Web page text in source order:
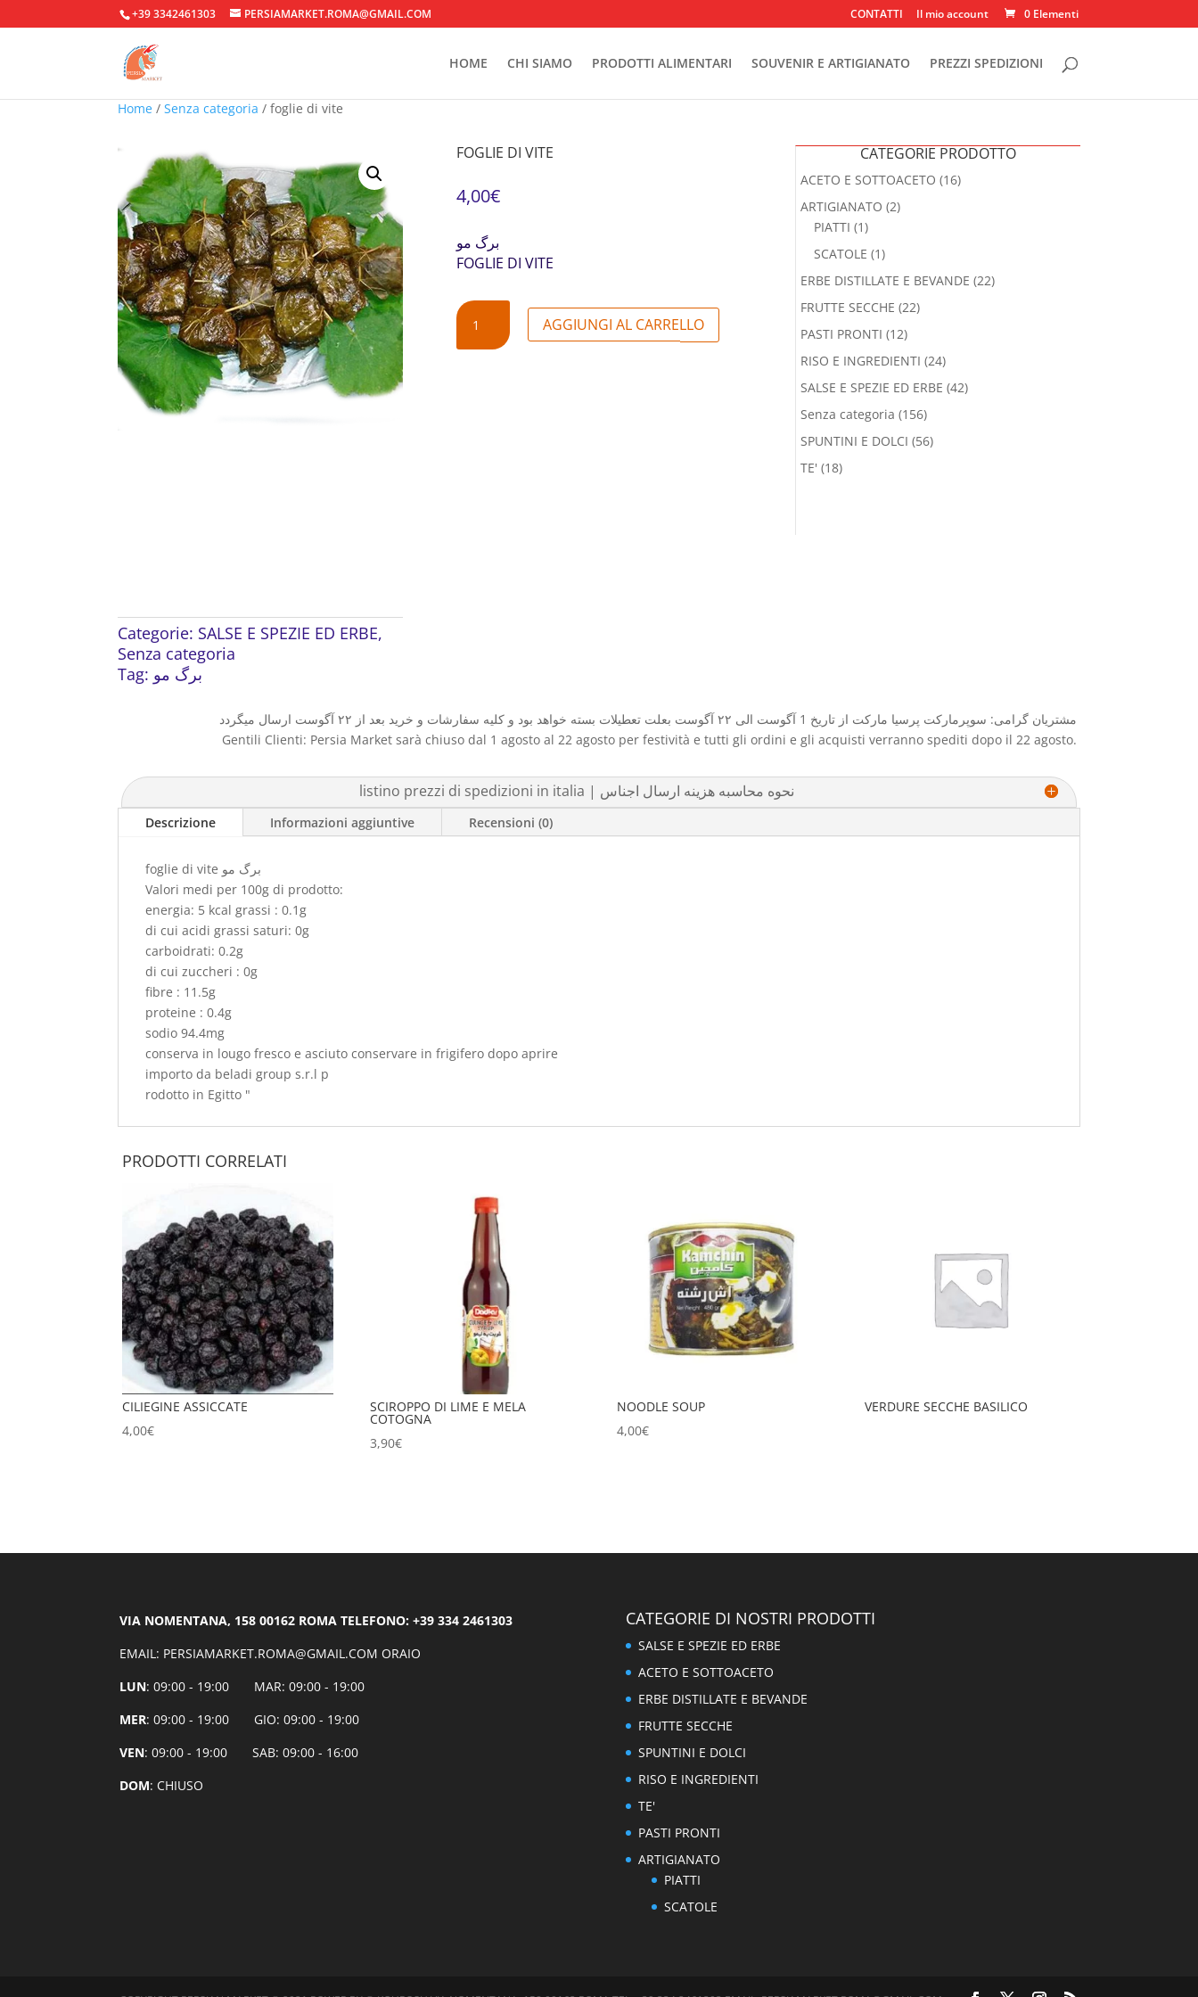
+39 3342461303 PERSIAMARKET.ROMA@GMAIL.COM CONTATTI Il mio account 0 Elementi
HOME CHI SIAMO PRODOTTI ALIMENTARI SOUVENIR E ARTIGIANATO PREZZI SPEDIZIONI
Home / Senza categoria / foglie di vite
Categorie: SALSE E SPEZIE ED ERBE,
Senza categoria
Tag: برگ مو
FOGLIE DI VITE
4,00€
برگ مو
FOGLIE DI VITE
FOGLIE
VITE
AGGIUNGI AL CARRELLO
CATEGORIE PRODOTTO
ACETO E SOTTOACETO (16)
ARTIGIANATO (2)
PIATTI (1)
SCATOLE (1)
ERBE DISTILLATE E BEVANDE (22)
FRUTTE SECCHE (22)
PASTI PRONTI (12)
RISO E INGREDIENTI (24)
SALSE E SPEZIE ED ERBE (42)
Senza categoria (156)
SPUNTINI E DOLCI (56)
TE' (18)
مشتریان گرامی: سوپرمارکت پرسیا مارکت از تاریخ 1 آگوست الی ۲۲ آگوست بعلت تعطیلات بسته خواهد بود و کلیه سفارشات و خرید بعد از ۲۲ آگوست ارسال میگردد
Gentili Clienti: Persia Market sarà chiuso dal 1 agosto al 22 agosto per festività e tutti gli ordini e gli acquisti verranno spediti dopo il 22 agosto.
listino prezzi di spedizioni in italia | نحوه محاسبه هزینه ارسال اجناس
Descrizione Informazioni aggiuntive Recensioni (0)
foglie di vite برگ مو
Valori medi per 100g di prodotto:
energia: 5 kcal grassi : 0.1g
di cui acidi grassi saturi: 0g
carboidrati: 0.2g
di cui zuccheri : 0g
fibre : 11.5g
proteine : 0.4g
sodio 94.4mg
conserva in lougo fresco e asciuto conservare in frigifero dopo aprire
importo da beladi group s.r.l p
rodotto in Egitto "
PRODOTTI CORRELATI
CILIEGINE ASSICCATE
4,00€
SCIROPPO DI LIME E MELA
COTOGNA
3,90€
NOODLE SOUP
4,00€
VERDURE SECCHE BASILICO
VIA NOMENTANA, 158 00162 ROMA TELEFONO: +39 334 2461303
EMAIL: PERSIAMARKET.ROMA@GMAIL.COM ORAIO
LUN: 09:00 - 19:00 MAR: 09:00 - 19:00
MER: 09:00 - 19:00 GIO: 09:00 - 19:00
VEN: 09:00 - 19:00 SAB: 09:00 - 16:00
DOM: CHIUSO
CATEGORIE DI NOSTRI PRODOTTI
SALSE E SPEZIE ED ERBE
ACETO E SOTTOACETO
ERBE DISTILLATE E BEVANDE
FRUTTE SECCHE
SPUNTINI E DOLCI
RISO E INGREDIENTI
TE'
PASTI PRONTI
ARTIGIANATO
PIATTI
SCATOLE